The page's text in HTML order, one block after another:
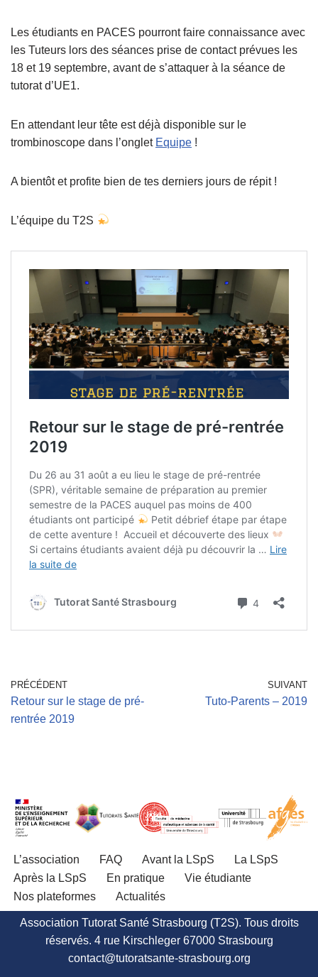
Les étudiants en PACES pourront faire connaissance avec
les Tuteurs lors des séances prise de contact prévues les
18 et 19 septembre, avant de s’attaquer à la séance de
tutorat d’UE1.
En attendant leur tête est déjà disponible sur le
trombinoscope dans l’onglet Equipe !
A bientôt et profite bien de tes derniers jours de répit !
L’équipe du T2S
PRÉCÉDENT
Retour sur le stage de pré-
rentrée 2019
SUIVANT
Tuto-Parents – 2019
L’association FAQ Avant la LSpS
La LSpS
Après la LSpS
En pratique
Vie étudiante
Nos plateformes
Actualités
Association Tutorat Santé Strasbourg (T2S). Tous droits
réservés. 4 rue Kirschleger 67000 Strasbourg
contact@tutoratsante-strasbourg.org